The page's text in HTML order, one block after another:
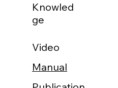
Knowled
ge
Video
Manual